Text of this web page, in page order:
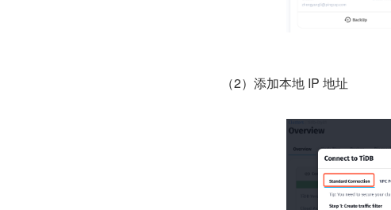
（2）添加本地 IP 地址